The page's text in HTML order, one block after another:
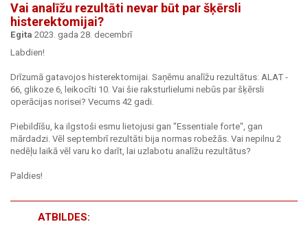
Vai analīžu rezultāti nevar būt par šķērsli
histerektomijai?
Egita 2023. gada 28. decembrī
Labdien!
Drīzumā gatavojos histerektomijai. Saņēmu analīžu rezultātus: ALAT -
66, glikoze 6, leikocīti 10. Vai šie raksturlielumi nebūs par šķērsli
operācijas norisei? Vecums 42 gadi.
Piebildīšu, ka ilgstoši esmu lietojusi gan "Essentiale forte", gan
mārdadzi. Vēl septembrī rezultāti bija normas robežās. Vai nepilnu 2
nedēļu laikā vēl varu ko darīt, lai uzlabotu analīžu rezultātus?
Paldies!
ATBILDES: